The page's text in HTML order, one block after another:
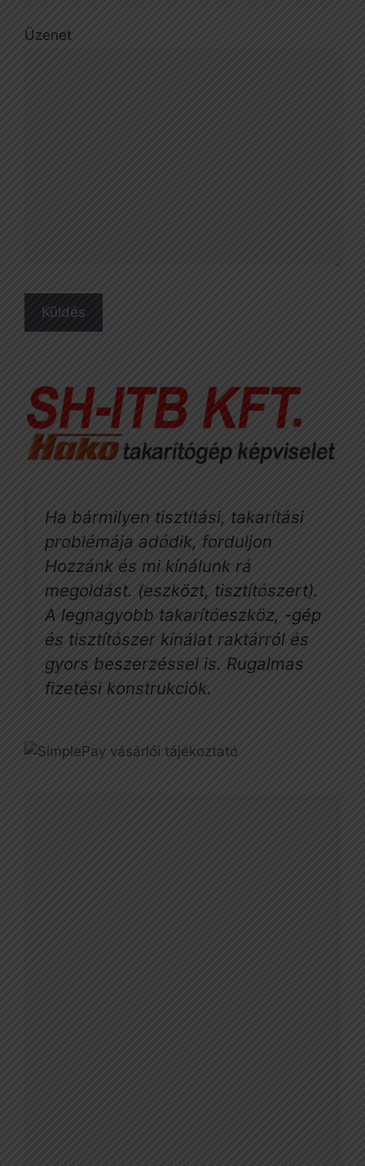
Üzenet
Ha bármilyen tisztítási, takarítási
problémája adódik, forduljon
Hozzánk és mi kínálunk rá
megoldást. (eszközt, tisztítószert).
A legnagyobb takarítóeszköz, -gép
és tisztítószer kínálat raktárról és
gyors beszerzéssel is. Rugalmas
fizetési konstrukciók.